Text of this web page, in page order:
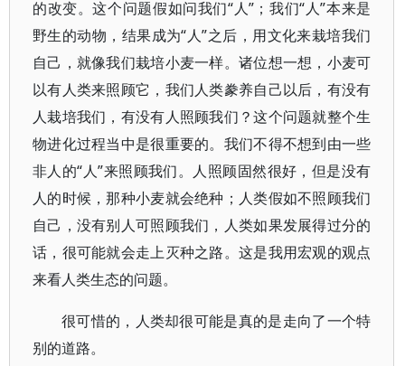
的改变。这个问题假如问我们“人”；我们“人”本来是
野生的动物，结果成为“人”之后，用文化来栽培我们
自己，就像我们栽培小麦一样。诸位想一想，小麦可
以有人类来照顾它，我们人类豢养自己以后，有没有
人栽培我们，有没有人照顾我们？这个问题就整个生
物进化过程当中是很重要的。我们不得不想到由一些
非人的“人”来照顾我们。人照顾固然很好，但是没有
人的时候，那种小麦就会绝种；人类假如不照顾我们
自己，没有别人可照顾我们，人类如果发展得过分的
话，很可能就会走上灭种之路。这是我用宏观的观点
来看人类生态的问题。
很可惜的，人类却很可能是真的是走向了一个特
别的道路。